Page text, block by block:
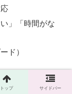
」「時間がな
ド）
理想の
トップ サイドバー